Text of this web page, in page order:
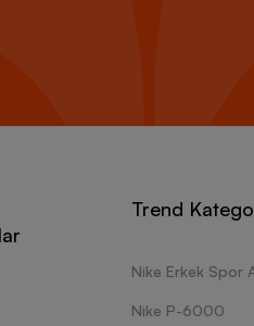
Trend
Nike Erkek Spor
Nike P-6000